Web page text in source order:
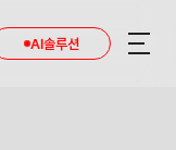
AI솔루션